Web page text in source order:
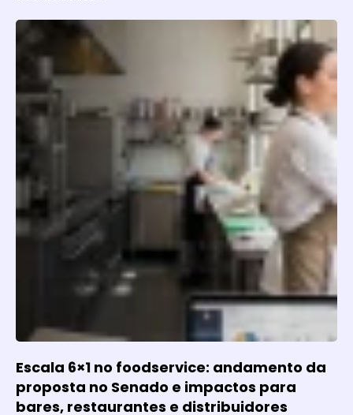
Escala 6×1 no foodservice: andamento da
proposta no Senado e impactos para
bares, restaurantes e distribuidores